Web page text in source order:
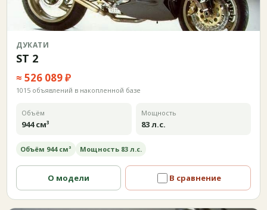
ДУКАТИ
ST 2
≈ 526 089 ₽
1015 объявлений в накопленной базе
Объём
944 см³
Мощность
83 л.с.
Объём 944 см³ Мощность 83 л.с.
О модели В сравнение